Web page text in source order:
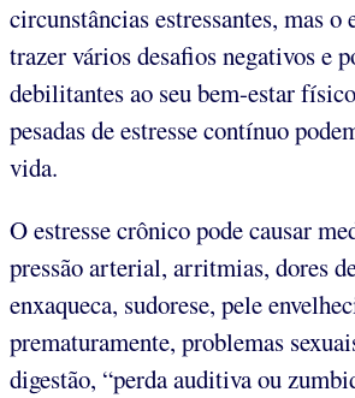
circunstâncias estressantes, mas o
trazer vários desafios negativos e
debilitantes ao seu bem-estar
pesadas de estresse contínuo
vida.
O estresse crônico pode causar
pressão arterial, arritmias, dores
enxaqueca, sudorese, pele
prematuramente, problemas
digestão, “perda auditiva ou